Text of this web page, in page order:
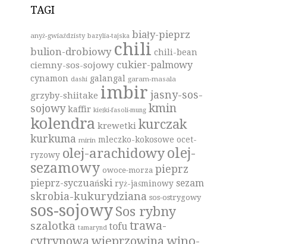
TAGI
anyż-gwiaździsty bazylia-tajska biały-pieprz
bulion-drobiowy chili chili-bean
ciemny-sos-sojowy cukier-palmowy
cynamon dashi galangal garam-masala
grzyby-shiitake imbir jasny-sos-
sojowy kaffir kiełki-fasoli-mung kmin
kolendra krewetki kurczak
kurkuma mirin mleczko-kokosowe ocet-
ryzowy olej-arachidowyolej-
sezamowy owoce-morza pieprz
pieprz-syczuański ryż-jaśminowy sezam
skrobia-kukurydziana sos-ostrygowy
sos-sojowy Sos rybny
szalotka tamarynd tofu trawa-
wino-